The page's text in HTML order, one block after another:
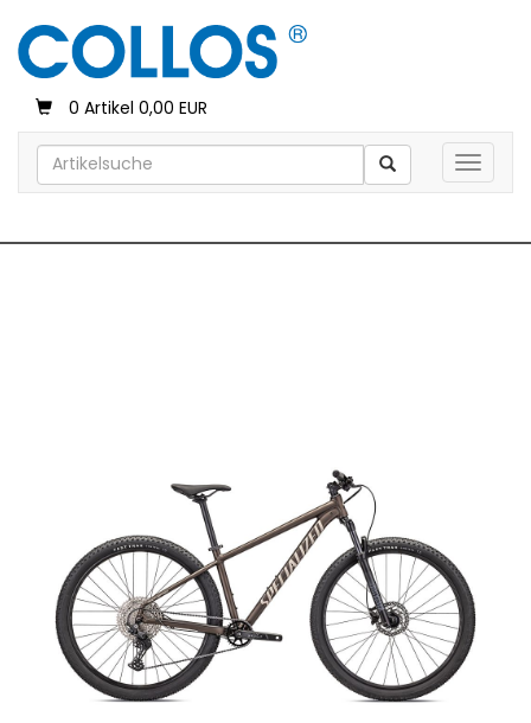
0 Artikel 0,00 EUR
Toggle